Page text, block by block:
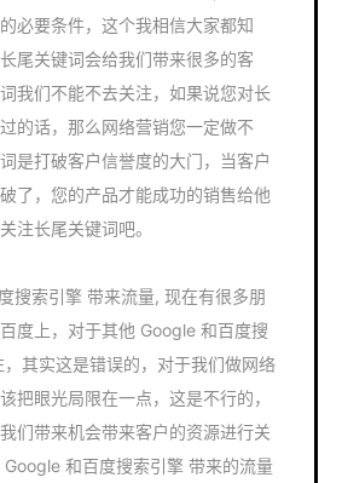
必要条件，这个我相信大家都知
尾关键词会给我们带来很多的客
我们不能不去关注，如果说您对长
的话，那么网络营销您一定做不
是打破客户信誉度的大门，当客户
了，您的产品才能成功的销售给他
注长尾关键词吧。
搜索引擎 带来流量, 现在有很多朋
度上，对于其他 Google 和百度搜
其实这是错误的，对于我们做网络
把眼光局限在一点，这是不行的，
们带来机会带来客户的资源进行关
和百度搜索引擎 带来的流量